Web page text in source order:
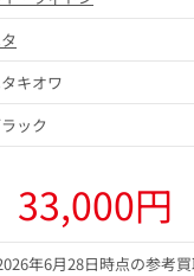
キオワ
ック
33,000円
年6月28日時点の参考